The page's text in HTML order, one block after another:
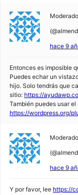
hace 9
Entonces es imposible
Puedes echar un
hijo. Solo tendrás que
sitio: https://
También puedes usar
https://wordpress.org/
hace 9
Y por favor, lee https://